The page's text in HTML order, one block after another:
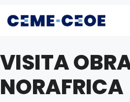
VISITA
NORAFRICA